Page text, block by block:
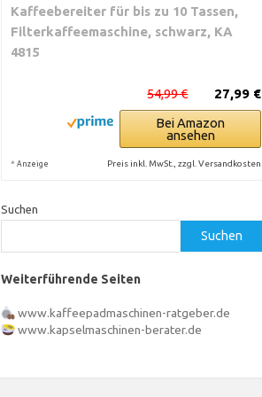
Kaffeebereiter für bis zu 10 Tassen,
Filterkaffeemaschine, schwarz, KA
4815
27,99 €
54,99 €
Bei Amazon
ansehen
* Anzeige Preis inkl. MwSt., zzgl. Versandkosten
Suchen
Suchen
Weiterführende Seiten
www.kaffeepadmaschinen-ratgeber.de
www.kapselmaschinen-berater.de